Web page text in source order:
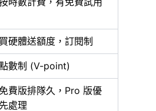
買硬體送額度，訂閱制
數制 (V-point)
免費版排隊久，Pro 版優
先處理